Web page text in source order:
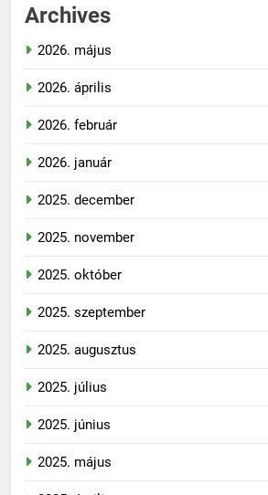
Archives
2026. május
2026. április
2026. február
2026. január
2025. december
2025. november
2025. október
2025. szeptember
2025. augusztus
2025. július
2025. június
2025. május